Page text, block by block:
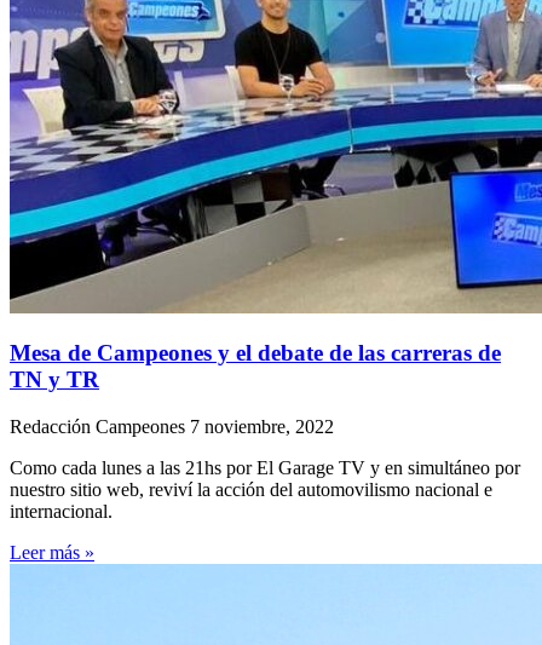
Mesa de Campeones y el debate de las carreras de
TN y TR
Redacción Campeones 7 noviembre, 2022
Como cada lunes a las 21hs por El Garage TV y en simultáneo por
nuestro sitio web, reviví la acción del automovilismo nacional e
internacional.
Leer más »